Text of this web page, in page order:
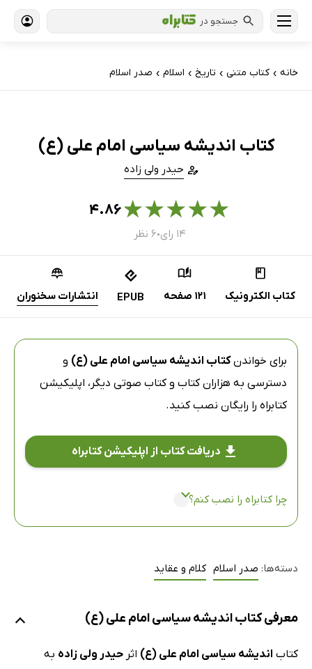
جستجو در
خانه › کتاب‌ متنی › تاریخ › اسلام › صدر اسلام
کتاب اندیشه سیاسی امام علی (ع)
حیدر ولی زاده
★
★
★
★
★۴.۸۶
۱۴ رای ● ۶ نظر
کتاب الکترونیک 121 صفحه EPUB انتشارات سخنوران
برای خواندنکتاب اندیشه سیاسی امام علی (ع) و
دسترسی به هزاران کتاب و کتاب صوتی دیگر، اپلیکیشن
کتابراه را رایگان نصب کنید.
دریافت کتاب از اپلیکیشن کتابراه
چرا کتابراه را نصب کنم؟
دسته‌ها: صدر اسلام کلام و عقاید
معرفی کتاب اندیشه سیاسی امام علی (ع)
کتاب اندیشه سیاسی امام علی (ع) اثر حیدر ولی زاده به